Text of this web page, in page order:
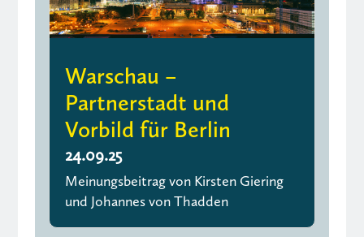
Warschau –
Partnerstadt und
Vorbild für Berlin
24.09.25
Meinungsbeitrag von Kirsten Giering
und Johannes von Thadden